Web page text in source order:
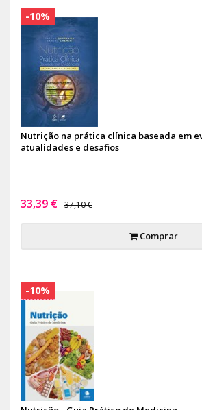
Nutrição na prática clínica baseada em
atualidades e desafios
33,39 € 37,10 €
Comprar
-10%
-10%